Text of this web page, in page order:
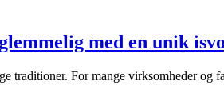
med en unik
traditioner. For mange virksomheder